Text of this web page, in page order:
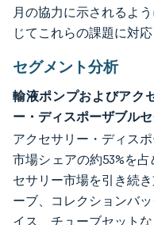
月の協力に示されるよ
じてこれらの課題に対応
セグメント分析
輸液ポンプおよびアク
ー・ディスポーザブル
アクセサリー・ディス
市場シェアの約53%を
セサリー市場を引き続
ーブ、コレクションバ
イス、チューブセット